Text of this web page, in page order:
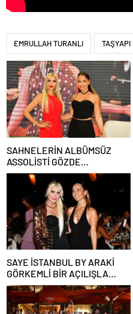
EMRULLAH TURANLI TAŞYAPI
SAHNELERİN ALBÜMSÜZ
ASSOLİSTİ GÖZDE
DEMİRBİLEK, NR1
MAGAZİN’DE: “SON ASSOLİST
OLARAK VAR OLACAĞIM!”
SAYE İSTANBUL BY ARAKİ
GÖRKEMLİ BİR AÇILIŞLA
KAPILARINI AÇTI!